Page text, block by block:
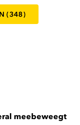
(348)
meebeweegt